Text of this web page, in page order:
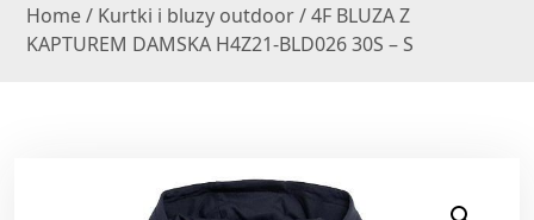
Home/ Kurtki i bluzy outdoor/ 4F BLUZA Z
KAPTUREM DAMSKA H4Z21-BLD026 30S – S